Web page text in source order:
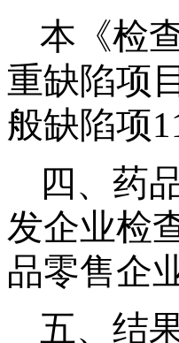
本《检
重缺陷项
般缺陷项
四、药
发企业检
品零售企
五、结